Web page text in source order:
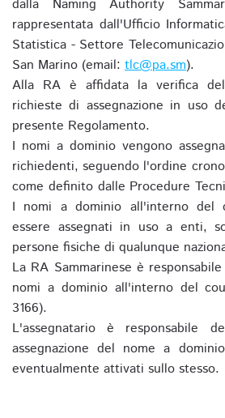
dalla Naming Authority
rappresentata dall'Ufficio
Statistica - Settore
San Marino (email: tlc@pa.sm).
Alla RA è affidata la verifica
richieste di assegnazione in uso
presente Regolamento.
I nomi a dominio vengono
richiedenti, seguendo l'ordine
come definito dalle Procedure
I nomi a dominio all'interno del
essere assegnati in uso a enti,
persone fisiche di qualunque
La RA Sammarinese è
nomi a dominio all'interno del
3166).
L'assegnatario è responsabile
assegnazione del nome a
eventualmente attivati sullo stesso.